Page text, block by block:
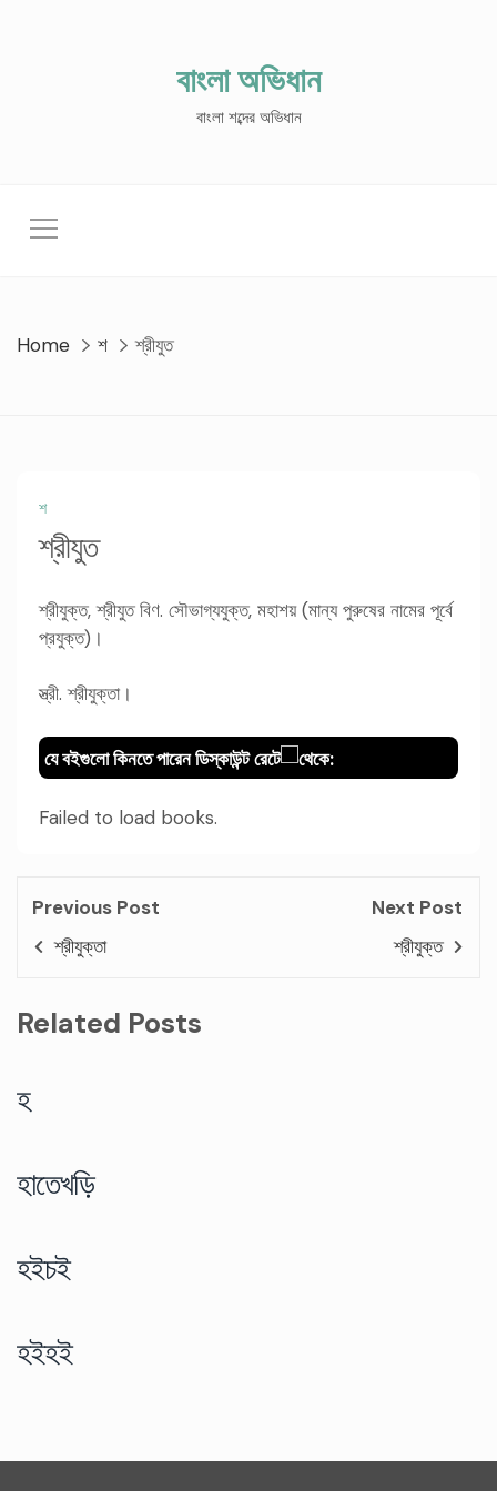
বাংলা অভিধান
বাংলা শব্দের অভিধান
Home শ শ্রীযুত
শ
শ্রীযুত
শ্রীযুক্ত, শ্রীযুত বিণ. সৌভাগ্যযুক্ত, মহাশয় (মান্য পুরুষের নামের পূর্বে
প্রযুক্ত)।
স্ত্রী. শ্রীযুক্তা।
যে বইগুলো কিনতে পারেন ডিস্কাউন্ট রেটে থেকে:
Failed to load books.
Previous Post
শ্রীযুক্তা
Next Post
শ্রীযুক্ত
Related Posts
হ
হাতেখড়ি
হইচই
হইহই